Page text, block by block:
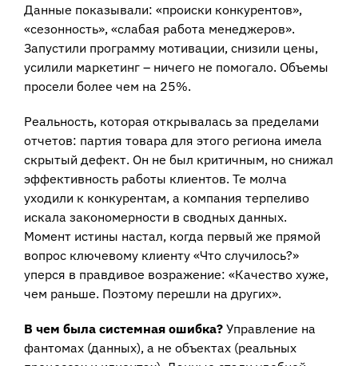
Данные показывали: «происки конкурентов»,
«сезонность», «слабая работа менеджеров».
Запустили программу мотивации, снизили цены,
усилили маркетинг – ничего не помогало. Объемы
просели более чем на 25%.
Реальность, которая открывалась за пределами
отчетов: партия товара для этого региона имела
скрытый дефект. Он не был критичным, но снижал
эффективность работы клиентов. Те молча
уходили к конкурентам, а компания терпеливо
искала закономерности в сводных данных.
Момент истины настал, когда первый же прямой
вопрос ключевому клиенту «Что случилось?»
уперся в правдивое возражение: «Качество хуже,
чем раньше. Поэтому перешли на других».
В чем была системная ошибка?Управление на
фантомах (данных), а не объектах (реальных